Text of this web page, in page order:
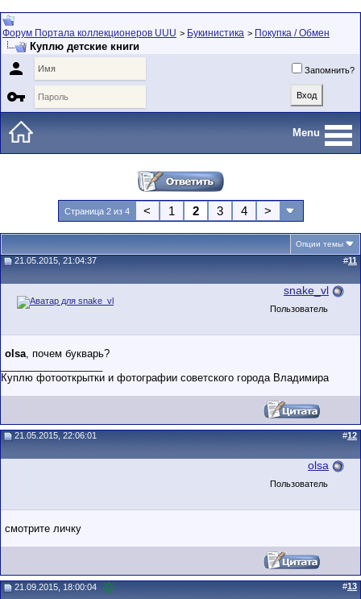
Форум Портала коллекционеров UUU > Букинистика > Покупка / Обмен
Куплю детские книги
 Запомнить?

Menu
Страница 2 из 4 < 1 2 3 4 >
Опции темы
21.05.2015, 21:04:37 #11
snake_vl
Пользователь
olsa, почем букварь?
Куплю фотооткрытки и фотографии советского города Владимира
21.05.2015, 22:06:01 #12
olsa
Пользователь
смотрите личку
21.09.2015, 18:00:04 #13